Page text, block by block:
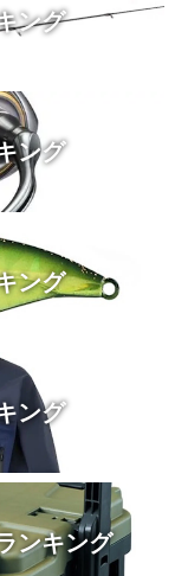
ング
ング
ング
ング
ンキング